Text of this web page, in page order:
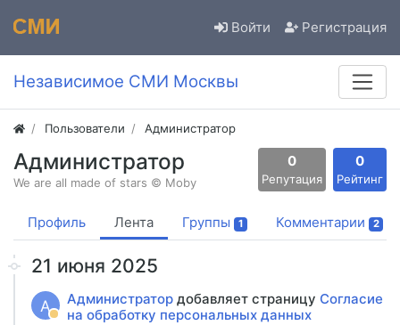
Войти Регистрация
Независимое СМИ Москвы
Пользователи Администратор
Администратор
We are all made of stars © Moby
0
Репутация
0
Рейтинг
Профиль Лента Группы 1 Комментарии 2
21 июня 2025
А Администратор добавляет страницу Согласие
на обработку персональных данных